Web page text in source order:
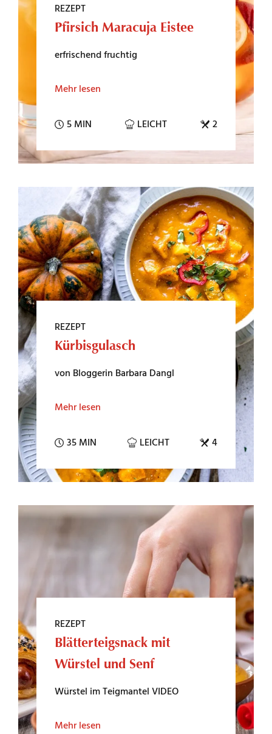
REZEPT
Pfirsich Maracuja Eistee
erfrischend fruchtig
Mehr lesen
5 MIN LEICHT 2
REZEPT
Kürbisgulasch
von Bloggerin Barbara Dangl
Mehr lesen
35 MIN LEICHT 4
REZEPT
Blätterteigsnack mit
Würstel und Senf
Würstel im Teigmantel VIDEO
Mehr lesen